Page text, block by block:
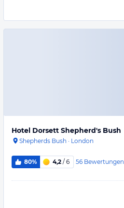
Hotel Dorsett Shepherd's Bush
Shepherds Bush · London
80% 4,2 / 6 56 Bewertungen